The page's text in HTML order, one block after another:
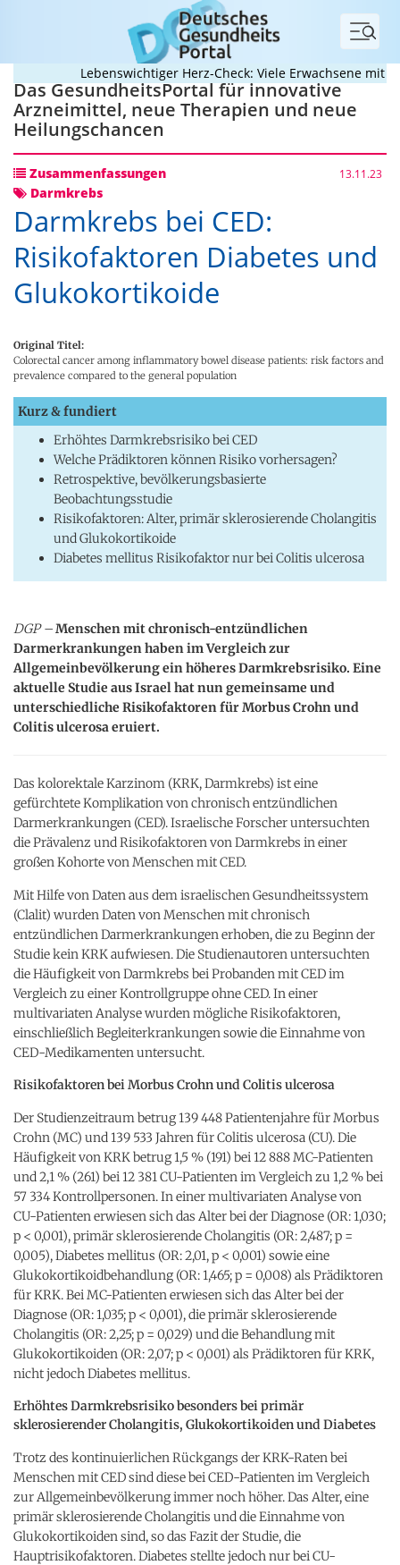
Menü
Lebenswichtiger Herz-Check: Viele Erwachsene mit
Das GesundheitsPortal für innovative
Arzneimittel, neue Therapien und neue
Heilungschancen
Zusammenfassungen 13.11.23
Darmkrebs
Darmkrebs bei CED:
Risikofaktoren Diabetes und
Glukokortikoide
Original Titel:
Colorectal cancer among inflammatory bowel disease patients: risk factors and
prevalence compared to the general population
Kurz & fundiert
Erhöhtes Darmkrebsrisiko bei CED
Welche Prädiktoren können Risiko vorhersagen?
Retrospektive, bevölkerungsbasierte
Beobachtungsstudie
Risikofaktoren: Alter, primär sklerosierende Cholangitis
und Glukokortikoide
Diabetes mellitus Risikofaktor nur bei Colitis ulcerosa
DGP –Menschen mit chronisch-entzündlichen
Darmerkrankungen haben im Vergleich zur
Allgemeinbevölkerung ein höheres Darmkrebsrisiko. Eine
aktuelle Studie aus Israel hat nun gemeinsame und
unterschiedliche Risikofaktoren für Morbus Crohn und
Colitis ulcerosa eruiert.
Das kolorektale Karzinom (KRK, Darmkrebs) ist eine
gefürchtete Komplikation von chronisch entzündlichen
Darmerkrankungen (CED). Israelische Forscher untersuchten
die Prävalenz und Risikofaktoren von Darmkrebs in einer
großen Kohorte von Menschen mit CED.
Mit Hilfe von Daten aus dem israelischen Gesundheitssystem
(Clalit) wurden Daten von Menschen mit chronisch
entzündlichen Darmerkrankungen erhoben, die zu Beginn der
Studie kein KRK aufwiesen. Die Studienautoren untersuchten
die Häufigkeit von Darmkrebs bei Probanden mit CED im
Vergleich zu einer Kontrollgruppe ohne CED. In einer
multivariaten Analyse wurden mögliche Risikofaktoren,
einschließlich Begleiterkrankungen sowie die Einnahme von
CED-Medikamenten untersucht.
Risikofaktoren bei Morbus Crohn und Colitis ulcerosa
Der Studienzeitraum betrug 139 448 Patientenjahre für Morbus
Crohn (MC) und 139 533 Jahren für Colitis ulcerosa (CU). Die
Häufigkeit von KRK betrug 1,5 % (191) bei 12 888 MC-Patienten
und 2,1 % (261) bei 12 381 CU-Patienten im Vergleich zu 1,2 % bei
57 334 Kontrollpersonen. In einer multivariaten Analyse von
CU-Patienten erwiesen sich das Alter bei der Diagnose (OR: 1,030;
p < 0,001), primär sklerosierende Cholangitis (OR: 2,487; p =
0,005), Diabetes mellitus (OR: 2,01, p < 0,001) sowie eine
Glukokortikoidbehandlung (OR: 1,465; p = 0,008) als Prädiktoren
für KRK. Bei MC-Patienten erwiesen sich das Alter bei der
Diagnose (OR: 1,035; p < 0,001), die primär sklerosierende
Cholangitis (OR: 2,25; p = 0,029) und die Behandlung mit
Glukokortikoiden (OR: 2,07; p < 0,001) als Prädiktoren für KRK,
nicht jedoch Diabetes mellitus.
Erhöhtes Darmkrebsrisiko besonders bei primär
sklerosierender Cholangitis, Glukokortikoiden und Diabetes
Trotz des kontinuierlichen Rückgangs der KRK-Raten bei
Menschen mit CED sind diese bei CED-Patienten im Vergleich
zur Allgemeinbevölkerung immer noch höher. Das Alter, eine
primär sklerosierende Cholangitis und die Einnahme von
Glukokortikoiden sind, so das Fazit der Studie, die
Hauptrisikofaktoren. Diabetes stellte jedoch nur bei CU-